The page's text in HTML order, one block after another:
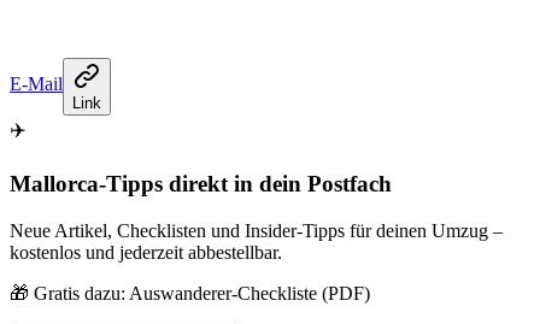
E-Mail
Link
✈️
Mallorca-Tipps direkt in dein Postfach
Neue Artikel, Checklisten und Insider-Tipps für deinen Umzug –
kostenlos und jederzeit abbestellbar.
🎁 Gratis dazu: Auswanderer-Checkliste (PDF)